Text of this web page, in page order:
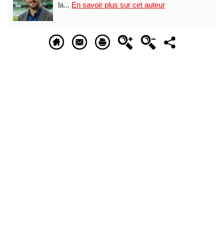
la... En savoir plus sur cet auteur